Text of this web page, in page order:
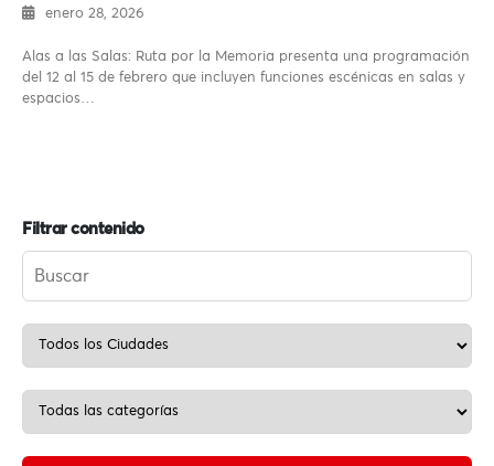
enero 28, 2026
Alas a las Salas: Ruta por la Memoria presenta una programación
del 12 al 15 de febrero que incluyen funciones escénicas en salas y
espacios…
Filtrar contenido